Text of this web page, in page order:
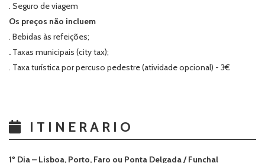
. Seguro de viagem
Os preços não incluem
. Bebidas às refeições;
. Taxas municipais (city tax);
. Taxa turística por percuso pedestre (atividade opcional) - 3€
ITINERARIO
1º Dia – Lisboa, Porto, Faro ou Ponta Delgada / Funchal